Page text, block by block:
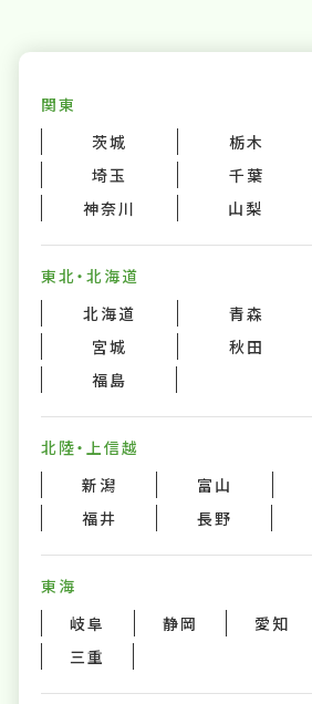
関東
茨城
栃木
埼玉
千葉
神奈川
山梨
東北・北海道
北海道
青森
宮城
秋田
福島
北陸・上信越
新潟
富山
福井
長野
東海
岐阜
静岡
愛知
三重